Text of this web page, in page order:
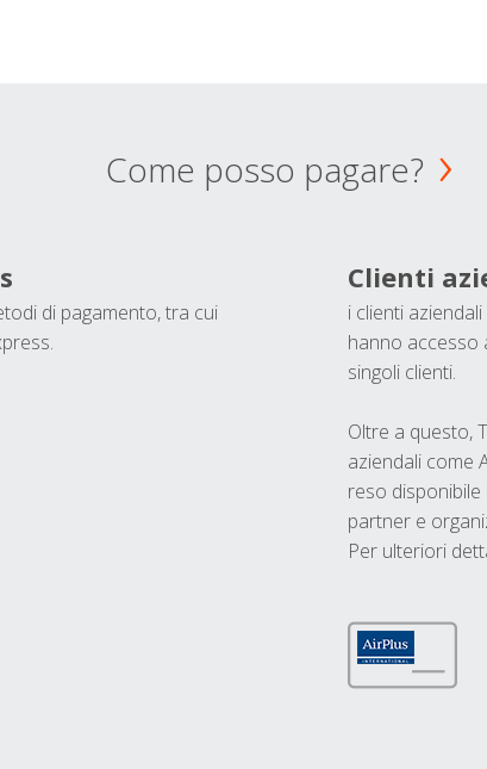
Come posso pagare?
di pagamento, tra cui
Clienti
i clienti
hanno accesso
singoli clienti.
Oltre a questo,
aziendali come
reso
partner e
Per ulteriori